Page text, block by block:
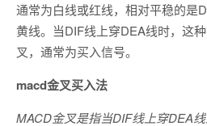
通常为白线或红线，相对平稳的是
黄线。当DIF线上穿DEA线时，这
叉，通常为买入信号。
macd金叉买入法
MACD金叉是指当DIF线上穿DEA